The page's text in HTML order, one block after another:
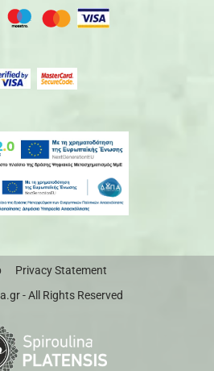
Privacy Statement
- All Rights Reserved